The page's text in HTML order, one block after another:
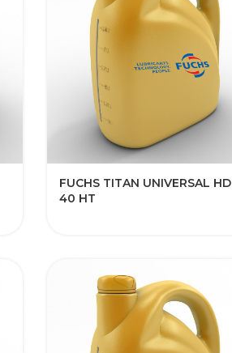
FUCHS TITAN UNIVERSAL HD
40 HT